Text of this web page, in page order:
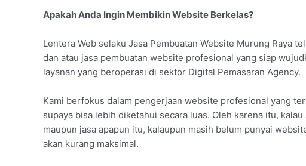
Apakah Anda Ingin Membikin Website Berkelas?
Lentera Web selaku Jasa Pembuatan Website Murung Raya
dan atau jasa pembuatan website profesional yang siap
layanan yang beroperasi di sektor Digital Pemasaran Agency.
Kami berfokus dalam pengerjaan website profesional yang
supaya bisa lebih diketahui secara luas. Oleh karena itu,
maupun jasa apapun itu, kalaupun masih belum punyai
akan kurang maksimal.